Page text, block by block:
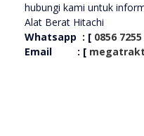
hubungi kami untuk
Alat Berat Hitachi
Whatsapp : [ 0856
Email : [